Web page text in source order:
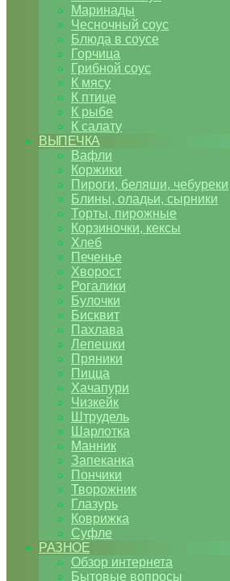
Маринады
Чесночный соус
Блюда в соусе
Горчица
Грибной соус
К мясу
К птице
К рыбе
К салату
ВЫПЕЧКА
Вафли
Коржики
Пироги, беляши, чебуреки
Блины, оладьи, сырники
Торты, пирожные
Корзиночки, кексы
Хлеб
Печенье
Хворост
Рогалики
Булочки
Бисквит
Пахлава
Лепешки
Пряники
Пицца
Хачапури
Чизкейк
Штрудель
Шарлотка
Манник
Запеканка
Пончики
Творожник
Глазурь
Коврижка
Суфле
РАЗНОЕ
Обзор интернета
Бытовые вопросы